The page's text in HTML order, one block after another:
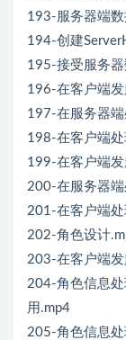
193-服务器端
194-创建
195-接受服务
196-在客户端
197-在服务器
198-在客户端
199-在客户端
200-在服务器
201-在客户端
202-角色设计
203-在客户端
204-角色信息
用.mp4
205-角色信息